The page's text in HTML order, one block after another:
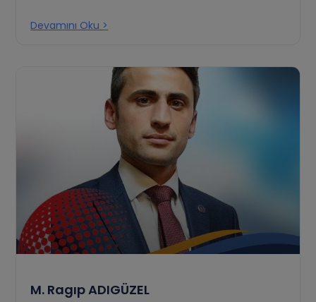
Devamını Oku >
M. Ragıp ADIGÜZEL